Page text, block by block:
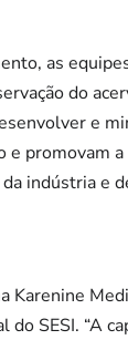
as
do
e
e promovam
indústria e
Karenine
do SESI. “A